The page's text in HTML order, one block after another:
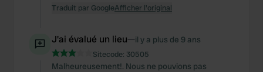
Traduit par GoogleAfficher l'original
J'ai évalué un lieu—il y a plus de 9 ans
Sitecode: 30505
Malheureusement!. Nous ne pouvions pas